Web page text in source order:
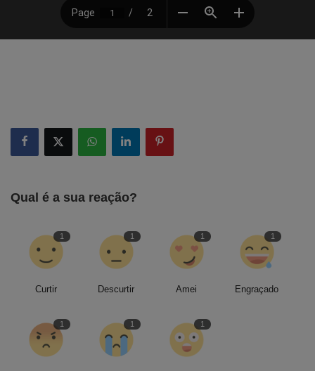
Qual é a sua reação?
1
Curtir
1
Descurtir
1
Amei
1
Engraçado
1 1 1